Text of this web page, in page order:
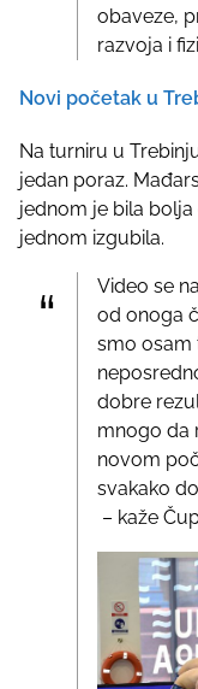
obaveze,
razvoja i
Novi početak u
Na turniru u
jedan poraz.
jednom je bila bolja
jednom izgubila.
Video se
od onoga
smo osam
dobre
mnogo da
novom
svakako
– kaže